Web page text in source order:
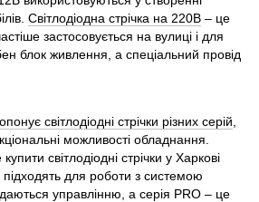
Світлодіодна стрічка на 220В – це
застосовується на вулиці і для
блок живлення, а спеціальний провід
світлодіодні стрічки різних серій
можливості обладнання.
світлодіодні стрічки у Харкові
підходять для роботи з системою
управлінню, а серія PRO – це